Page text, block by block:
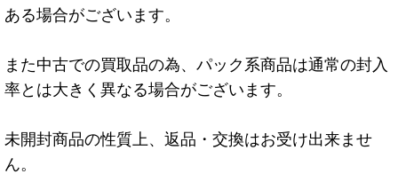
ある場合がございます。
また中古での買取品の為、パック系商品は通常の封入
率とは大きく異なる場合がございます。
未開封商品の性質上、返品・交換はお受け出来ませ
ん。